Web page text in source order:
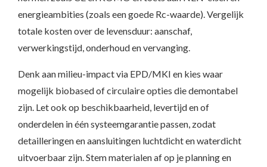
energieambities (zoals een goede Rc-waarde). Vergelijk
totale kosten over de levensduur: aanschaf,
verwerkingstijd, onderhoud en vervanging.
Denk aan milieu-impact via EPD/MKI en kies waar
mogelijk biobased of circulaire opties die demontabel
zijn. Let ook op beschikbaarheid, levertijd en of
onderdelen in één systeemgarantie passen, zodat
detailleringen en aansluitingen luchtdicht en waterdicht
uitvoerbaar zijn. Stem materialen af op je planning en